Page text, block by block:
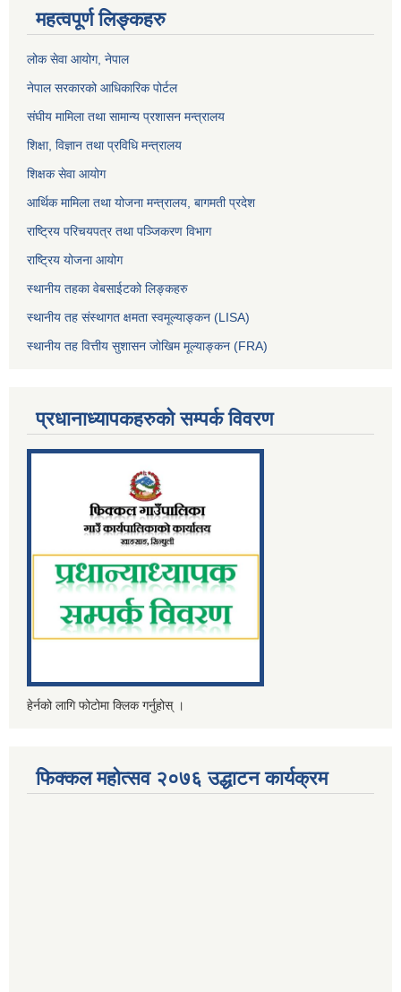
महत्वपूर्ण लिङ्कहरु
लोक सेवा आयोग, नेपाल
नेपाल सरकारको आधिकारिक पोर्टल
संघीय मामिला तथा सामान्य प्रशासन मन्त्रालय
शिक्षा, विज्ञान तथा प्रविधि मन्त्रालय
शिक्षक सेवा आयोग
आर्थिक मामिला तथा योजना मन्त्रालय, बागमती प्रदेश
राष्ट्रिय परिचयपत्र तथा पञ्जिकरण विभाग
राष्ट्रिय योजना आयोग
स्थानीय तहका वेबसाईटको लिङ्कहरु
स्थानीय तह संस्थागत क्षमता स्वमूल्याङ्कन (LISA)
स्थानीय तह वित्तीय सुशासन जोखिम मूल्याङ्कन (FRA)
प्रधानाध्यापकहरुको सम्पर्क विवरण
हेर्नको लागि फोटोमा क्लिक गर्नुहोस् ।
फिक्कल महोत्सव २०७६ उद्धाटन कार्यक्रम